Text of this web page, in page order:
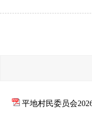
平地村民委员会